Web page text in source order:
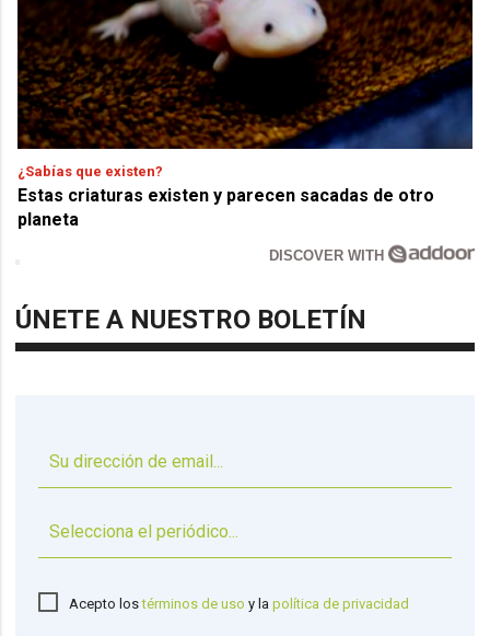
¿Sabías que existen?
Estas criaturas existen y parecen sacadas de otro
planeta
DISCOVER WITH
ÚNETE A NUESTRO BOLETÍN
Acepto lostérminos de uso y lapolítica de privacidad